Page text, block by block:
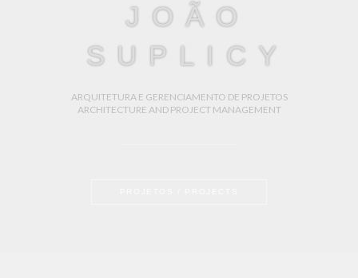
JOÃO
SUPLICY
ARQUITETURA E GERENCIAMENTO DE PROJETOS
ARCHITECTURE AND PROJECT MANAGEMENT